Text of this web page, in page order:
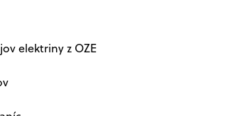
elektriny z OZE